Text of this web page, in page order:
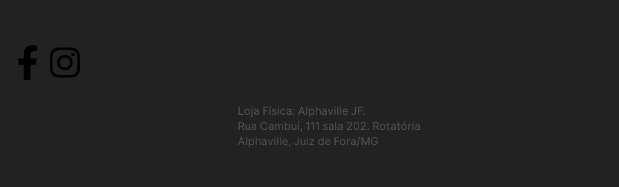
Loja Física: Alphaville JF.
Rua Cambuí, 111 sala 202. Rotatória
Alphaville, Juiz de Fora/MG